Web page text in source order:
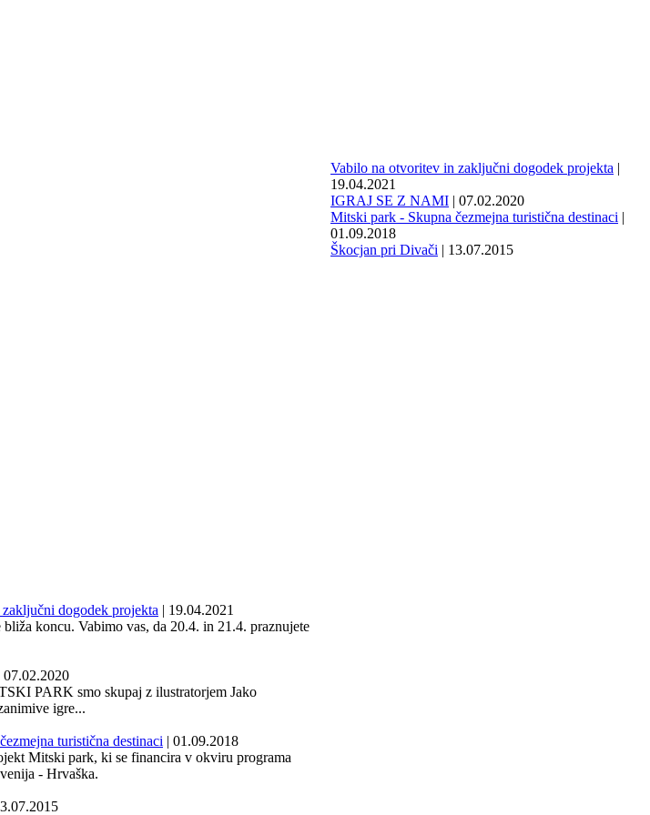
Vabilo na otvoritev in zaključni dogodek projekta |
19.04.2021
IGRAJ SE Z NAMI | 07.02.2020
Mitski park - Skupna čezmejna turistična destinaci |
01.09.2018
Škocjan pri Divači | 13.07.2015
dogodek projekta | 19.04.2021
koncu. Vabimo vas, da 20.4. in 21.4. praznujete
07.02.2020
PARK smo skupaj z ilustratorjem Jako
igre...
turistična destinaci | 01.09.2018
Mitski park, ki se financira v okviru programa
- Hrvaška.